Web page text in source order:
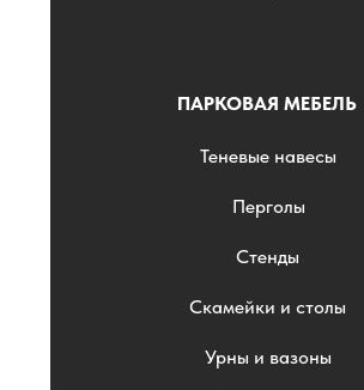
ПАРКОВАЯ МЕБЕЛЬ
Теневые навесы
Перголы
Стенды
Скамейки и столы
Урны и вазоны